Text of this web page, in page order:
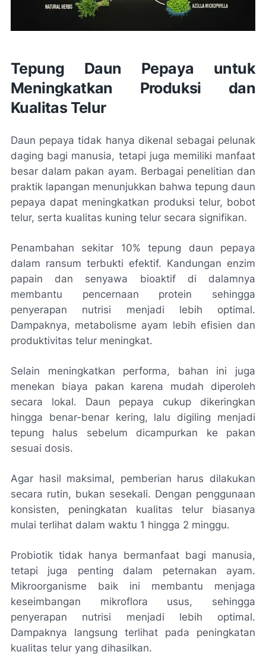
Tepung Daun Pepaya untuk
Meningkatkan Produksi dan
Kualitas Telur
Daun pepaya tidak hanya dikenal sebagai pelunak
daging bagi manusia, tetapi juga memiliki manfaat
besar dalam pakan ayam. Berbagai penelitian dan
praktik lapangan menunjukkan bahwa tepung daun
pepaya dapat meningkatkan produksi telur, bobot
telur, serta kualitas kuning telur secara signifikan.
Penambahan sekitar 10% tepung daun pepaya
dalam ransum terbukti efektif. Kandungan enzim
papain dan senyawa bioaktif di dalamnya
membantu pencernaan protein sehingga
penyerapan nutrisi menjadi lebih optimal.
Dampaknya, metabolisme ayam lebih efisien dan
produktivitas telur meningkat.
Selain meningkatkan performa, bahan ini juga
menekan biaya pakan karena mudah diperoleh
secara lokal. Daun pepaya cukup dikeringkan
hingga benar-benar kering, lalu digiling menjadi
tepung halus sebelum dicampurkan ke pakan
sesuai dosis.
Agar hasil maksimal, pemberian harus dilakukan
secara rutin, bukan sesekali. Dengan penggunaan
konsisten, peningkatan kualitas telur biasanya
mulai terlihat dalam waktu 1 hingga 2 minggu.
Probiotik tidak hanya bermanfaat bagi manusia,
tetapi juga penting dalam peternakan ayam.
Mikroorganisme baik ini membantu menjaga
keseimbangan mikroflora usus, sehingga
penyerapan nutrisi menjadi lebih optimal.
Dampaknya langsung terlihat pada peningkatan
kualitas telur yang dihasilkan.